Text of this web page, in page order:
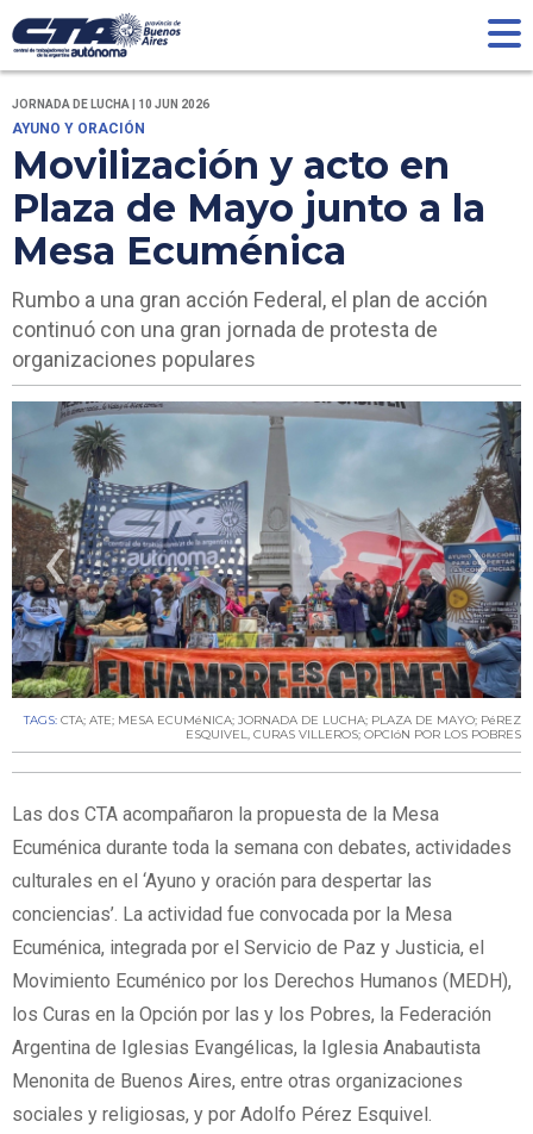
JORNADA DE LUCHA | 10 JUN 2026
AYUNO Y ORACIÓN
Movilización y acto en
Plaza de Mayo junto a la
Mesa Ecuménica
Rumbo a una gran acción Federal, el plan de acción
continuó con una gran jornada de protesta de
organizaciones populares
‹ ›
TAGS: CTA; ATE; MESA ECUMéNICA; JORNADA DE LUCHA; PLAZA DE MAYO; PéREZ
ESQUIVEL, CURAS VILLEROS; OPCIóN POR LOS POBRES
Las dos CTA acompañaron la propuesta de la Mesa
Ecuménica durante toda la semana con debates, actividades
culturales en el ‘Ayuno y oración para despertar las
conciencias’. La actividad fue convocada por la Mesa
Ecuménica, integrada por el Servicio de Paz y Justicia, el
Movimiento Ecuménico por los Derechos Humanos (MEDH),
los Curas en la Opción por las y los Pobres, la Federación
Argentina de Iglesias Evangélicas, la Iglesia Anabautista
Menonita de Buenos Aires, entre otras organizaciones
sociales y religiosas, y por Adolfo Pérez Esquivel.